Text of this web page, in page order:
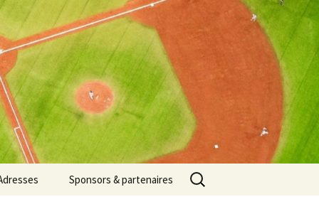
Sponsors & partenaires
Rechercher :